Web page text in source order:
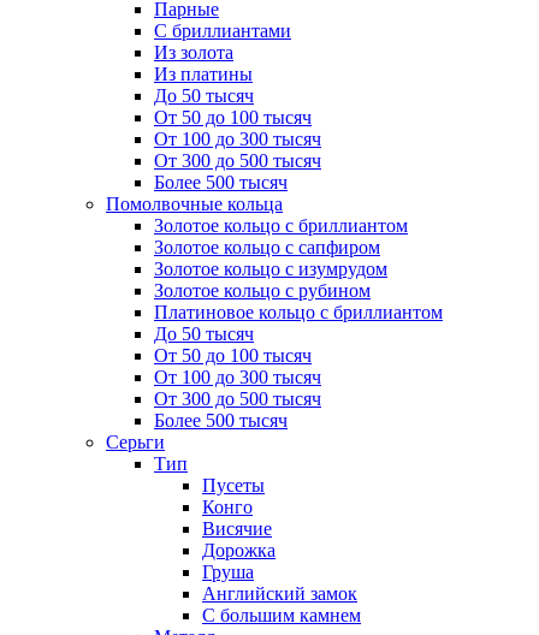
Парные
С бриллиантами
Из золота
Из платины
До 50 тысяч
От 50 до 100 тысяч
От 100 до 300 тысяч
От 300 до 500 тысяч
Более 500 тысяч
Помолвочные кольца
Золотое кольцо с бриллиантом
Золотое кольцо с сапфиром
Золотое кольцо с изумрудом
Золотое кольцо с рубином
Платиновое кольцо с бриллиантом
До 50 тысяч
От 50 до 100 тысяч
От 100 до 300 тысяч
От 300 до 500 тысяч
Более 500 тысяч
Серьги
Тип
Пусеты
Конго
Висячие
Дорожка
Груша
Английский замок
С большим камнем